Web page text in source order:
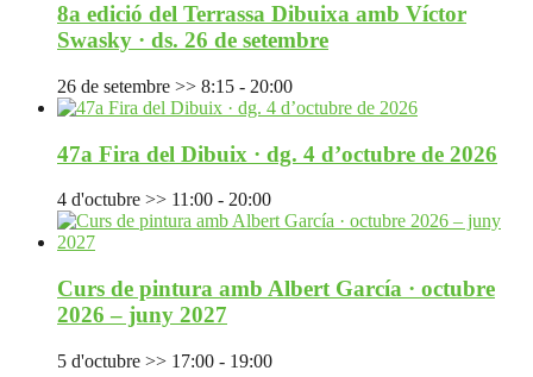
8a edició del Terrassa Dibuixa amb Víctor
Swasky · ds. 26 de setembre
26 de setembre >> 8:15 - 20:00
47a Fira del Dibuix · dg. 4 d’octubre de 2026
4 d'octubre >> 11:00 - 20:00
Curs de pintura amb Albert García · octubre
2026 – juny 2027
5 d'octubre >> 17:00 - 19:00